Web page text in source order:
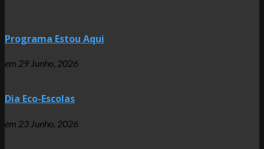
Programa Estou Aqui
em 29 Junho, 2026
Dia Eco-Escolas
em 23 Junho, 2026